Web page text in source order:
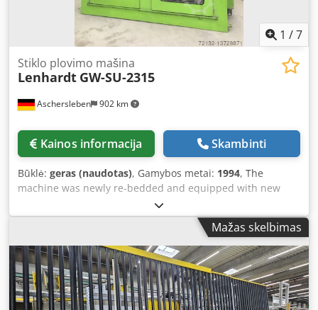
1 /7
Aschersleben 902 km
Stiklo plovimo mašina
Lenhardt GW-SU-2315
Kainos informacija Skambinti
Būklė: geras (naudotas), Gamybos metai: 1994, The
machine was newly re-bedded and equipped with new
brushes one year ago. The wash brushes are in very good
condition! - 8 brushes - Without infeed and outfeed section
- Includes control cabinet and drying blower - Working
direction: from right to left - Washing height: 2.3 m - Glass
thickness: 4–15 mm - Width: 2900 mm - Depth: 1100 mm
Dodpfoqc Udisx Ankjck - Height: 3400 mm
Mažas skelbimas